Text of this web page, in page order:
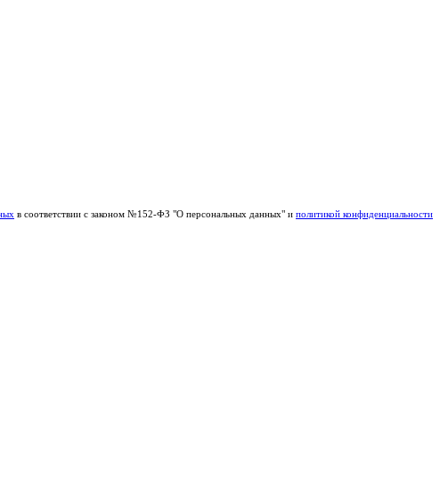
в соответствии с законом №152-ФЗ "О персональных данных" и политикой конфиденциальности